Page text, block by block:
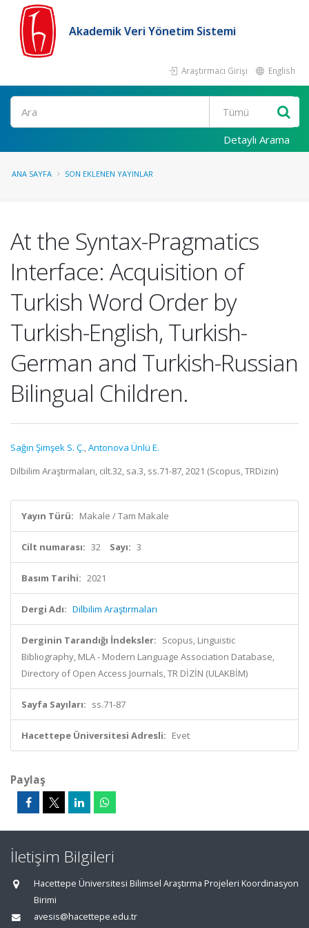
Akademik Veri Yönetim Sistemi
Araştırmacı Girişi English
Ara
Detaylı Arama
ANA SAYFA SON EKLENEN YAYINLAR
At the Syntax-Pragmatics
Interface: Acquisition of
Turkish Word Order by
Turkish-English, Turkish-
German and Turkish-Russian
Bilingual Children.
Sağın Şimşek S. Ç.,Antonova Ünlü E.
Dilbilim Araştırmaları, cilt.32, sa.3, ss.71-87, 2021 (Scopus, TRDizin)
Yayın Türü: Makale / Tam Makale
Cilt numarası: 32 Sayı: 3
Basım Tarihi: 2021
Dergi Adı: Dilbilim Araştırmaları
Derginin Tarandığı İndeksler: Scopus, Linguistic
Bibliography, MLA - Modern Language Association Database,
Directory of Open Access Journals, TR DİZİN (ULAKBİM)
Sayfa Sayıları: ss.71-87
Hacettepe Üniversitesi Adresli: Evet
Paylaş
İletişim Bilgileri
Hacettepe Üniversitesi Bilimsel Araştırma Projeleri Koordinasyon
Birimi
avesis@hacettepe.edu.tr